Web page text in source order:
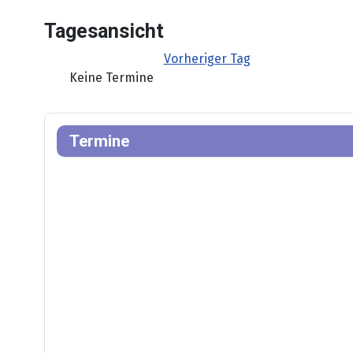
Tagesansicht
Vorheriger Tag
Keine Termine
Termine